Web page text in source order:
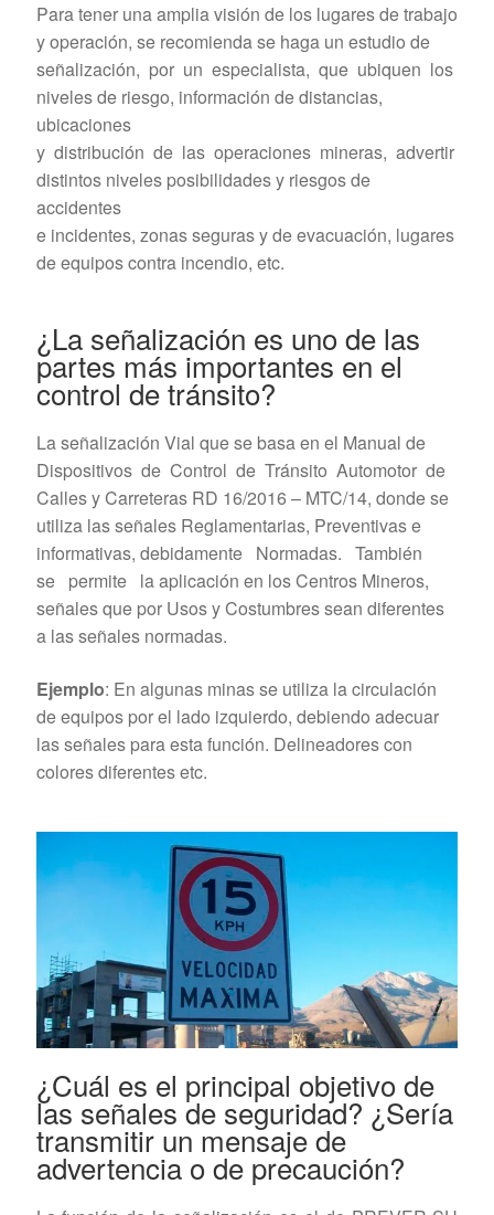
Para tener una amplia visión de los lugares de trabajo
y operación, se recomienda se haga un estudio de
señalización, por un especialista, que ubiquen los
niveles de riesgo, información de distancias,
ubicaciones
y distribución de las operaciones mineras, advertir
distintos niveles posibilidades y riesgos de
accidentes
e incidentes, zonas seguras y de evacuación, lugares
de equipos contra incendio, etc.
¿La señalización es uno de las
partes más importantes en el
control de tránsito?
La señalización Vial que se basa en el Manual de
Dispositivos de Control de Tránsito Automotor de
Calles y Carreteras RD 16/2016 – MTC/14, donde se
utiliza las señales Reglamentarias, Preventivas e
informativas, debidamente Normadas. También
se permite la aplicación en los Centros Mineros,
señales que por Usos y Costumbres sean diferentes
a las señales normadas.
Ejemplo: En algunas minas se utiliza la circulación
de equipos por el lado izquierdo, debiendo adecuar
las señales para esta función. Delineadores con
colores diferentes etc.
¿Cuál es el principal objetivo de
las señales de seguridad? ¿Sería
transmitir un mensaje de
advertencia o de precaución?